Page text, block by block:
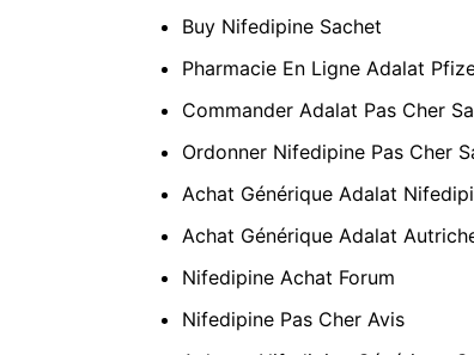
Buy Nifedipine Sachet
Pharmacie En Ligne Adalat
Commander Adalat Pas Cher
Ordonner Nifedipine Pas Cher
Achat Générique Adalat
Achat Générique Adalat
Nifedipine Achat Forum
Nifedipine Pas Cher Avis